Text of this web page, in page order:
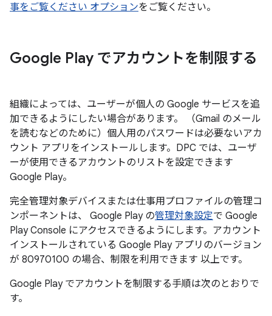
事をご覧ください オプションをご覧ください。
Google Play でアカウントを制限する
組織によっては、ユーザーが個人の Google サービスを追
加できるようにしたい場合があります。 （Gmail のメール
を読むなどのために）個人用のパスワードは必要ないアカ
ウント アプリをインストールします。DPC では、ユーザ
ーが使用できるアカウントのリストを設定できます
Google Play。
完全管理対象デバイスまたは仕事用プロファイルの管理コ
ンポーネントは、 Google Play の管理対象設定で Google
Play Console にアクセスできるようにします。アカウント
インストールされている Google Play アプリのバージョン
が 80970100 の場合、制限を利用できます 以上です。
Google Play でアカウントを制限する手順は次のとおりで
す。